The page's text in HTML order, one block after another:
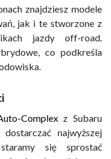
znajdziesz modele
jak i te stworzone z
jazdy off-road.
co podkreśla
Complexz Subaru
najwyższej
się sprostać